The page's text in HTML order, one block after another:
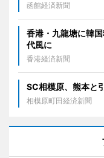
函館経済新聞
香港・九龍塘に韓
代風に
香港経済新聞
SC相模原、熊本
相模原町田経済新聞